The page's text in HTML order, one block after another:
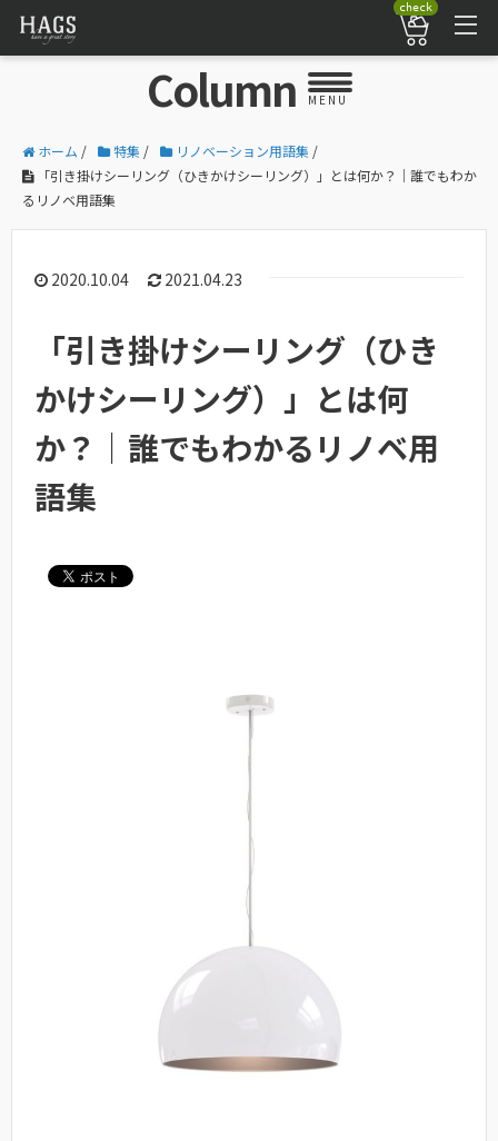
check
Column MENU
ホーム / 特集 / リノベーション用語集 /
「引き掛けシーリング（ひきかけシーリング）」とは何か？｜誰でもわか
るリノベ用語集
2020.10.04 2021.04.23
「引き掛けシーリング（ひき
かけシーリング）」とは何
か？｜誰でもわかるリノベ用
語集